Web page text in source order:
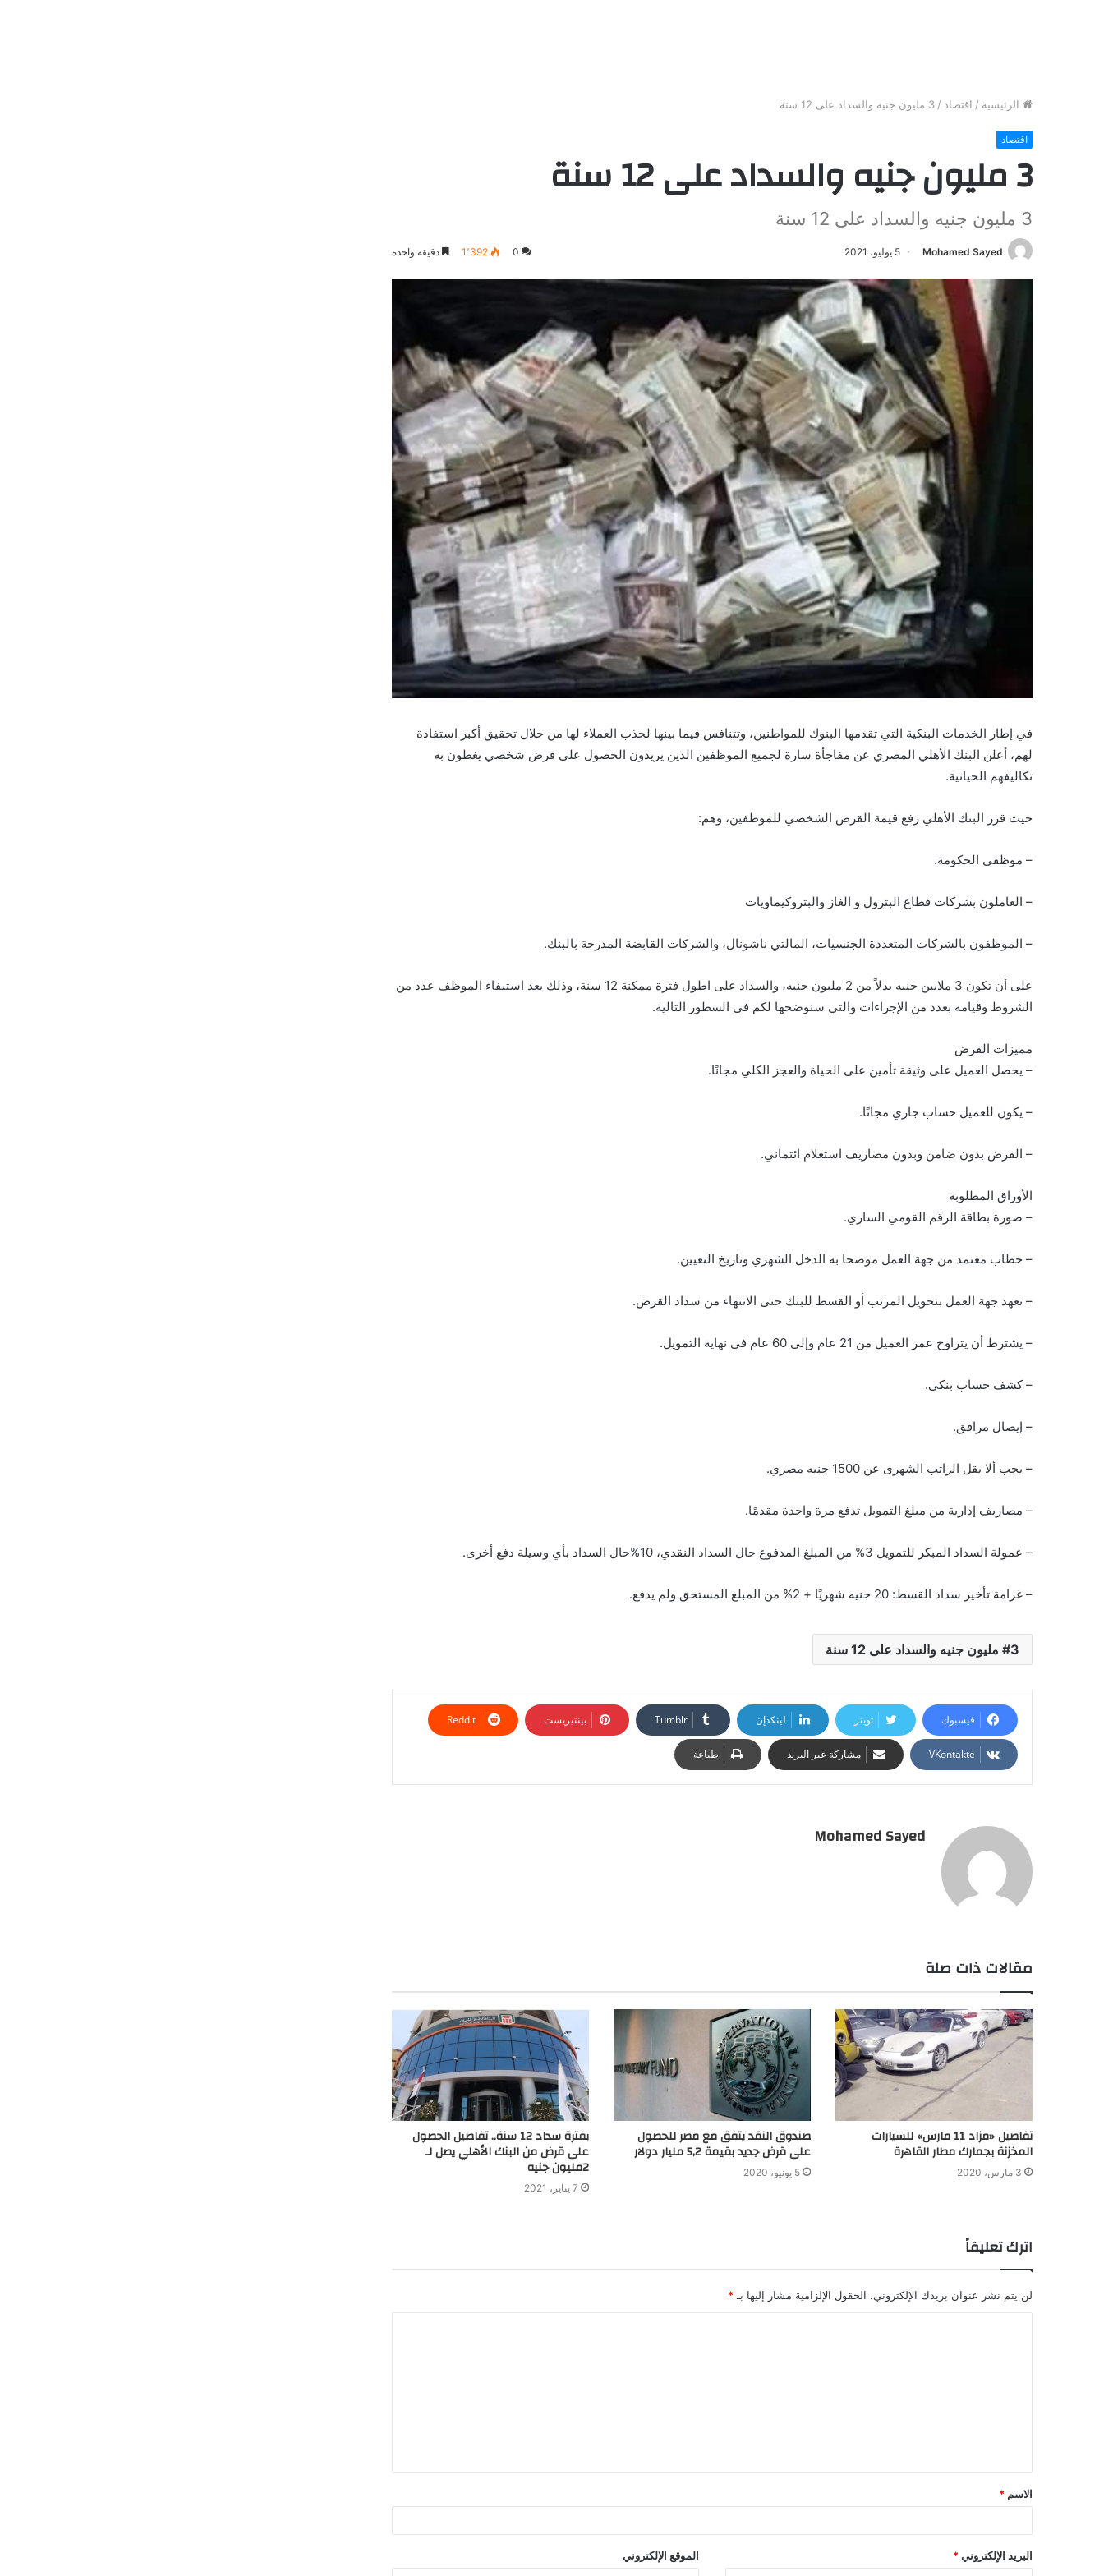
الرئيسية / اقتصاد / 3 مليون جنيه والسداد على 12 سنة
اقتصاد
3 مليون جنيه والسداد على 12 سنة
3 مليون جنيه والسداد على 12 سنة
Mohamed Sayed 5 يوليو، 2021 0 1٬392 دقيقة واحدة
في إطار الخدمات البنكية التي تقدمها البنوك للمواطنين، وتتنافس فيما بينها لجذب العملاء لها من خلال تحقيق أكبر استفادة
لهم، أعلن البنك الأهلي المصري عن مفاجأة سارة لجميع الموظفين الذين يريدون الحصول على قرض شخصي يغطون به
تكاليفهم الحياتية.
حيث قرر البنك الأهلي رفع قيمة القرض الشخصي للموظفين، وهم:
– موظفي الحكومة.
– العاملون بشركات قطاع البترول و الغاز والبتروكيماويات
– الموظفون بالشركات المتعددة الجنسيات، المالتي ناشونال، والشركات القابضة المدرجة بالبنك.
على أن تكون 3 ملايين جنيه بدلاً من 2 مليون جنيه، والسداد على اطول فترة ممكنة 12 سنة، وذلك بعد استيفاء الموظف عدد من
الشروط وقيامه بعدد من الإجراءات والتي سنوضحها لكم في السطور التالية.
مميزات القرض
– يحصل العميل على وثيقة تأمين على الحياة والعجز الكلي مجانًا.
– يكون للعميل حساب جاري مجانًا.
– القرض بدون ضامن وبدون مصاريف استعلام ائتماني.
الأوراق المطلوبة
– صورة بطاقة الرقم القومي الساري.
– خطاب معتمد من جهة العمل موضحا به الدخل الشهري وتاريخ التعيين.
– تعهد جهة العمل بتحويل المرتب أو القسط للبنك حتى الانتهاء من سداد القرض.
– يشترط أن يتراوح عمر العميل من 21 عام وإلى 60 عام في نهاية التمويل.
– كشف حساب بنكي.
– إيصال مرافق.
– يجب ألا يقل الراتب الشهرى عن 1500 جنيه مصري.
– مصاريف إدارية من مبلغ التمويل تدفع مرة واحدة مقدمًا.
– عمولة السداد المبكر للتمويل 3% من المبلغ المدفوع حال السداد النقدي، 10%حال السداد بأي وسيلة دفع أخرى.
– غرامة تأخير سداد القسط: 20 جنيه شهريًا + 2% من المبلغ المستحق ولم يدفع.
3 مليون جنيه والسداد على 12 سنة
فيسبوك تويتر لينكدإن بينتيريست
مشاركة عبر البريد طباعة
Mohamed Sayed
مقالات ذات صلة
تفاصيل «مزاد 11 مارس» للسيارات
المخزنة بجمارك مطار القاهرة
3 مارس، 2020
صندوق النقد يتفق مع مصر للحصول
على قرض جديد بقيمة 5,2 مليار دولار
5 يونيو، 2020
بفترة سداد 12 سنة.. تفاصيل الحصول
على قرض من البنك الأهلي يصل لـ
2مليون جنيه
7 يناير، 2021
اترك تعليقاً
لن يتم نشر عنوان بريدك الإلكتروني. الحقول الإلزامية مشار إليها بـ *
الاسم *
البريد الإلكتروني * الموقع الإلكتروني